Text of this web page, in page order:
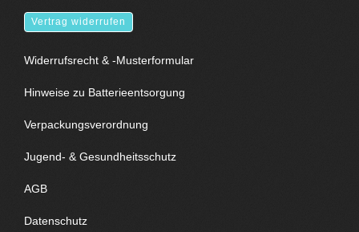
Vertrag widerrufen
Widerrufsrecht & -Musterformular
Hinweise zu Batterieentsorgung
Verpackungsverordnung
Jugend- & Gesundheitsschutz
AGB
Datenschutz